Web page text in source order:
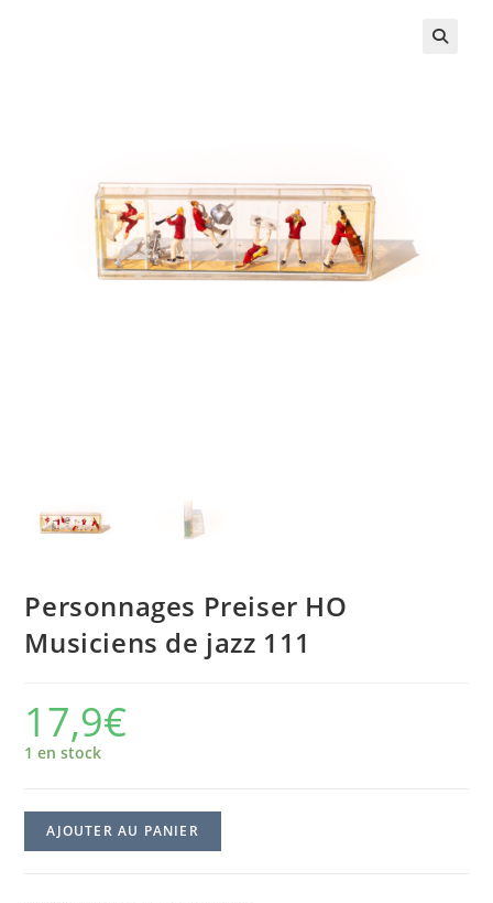
Personnages Preiser HO
Musiciens de jazz 111
17,9€
1 en stock
AJOUTER AU PANIER